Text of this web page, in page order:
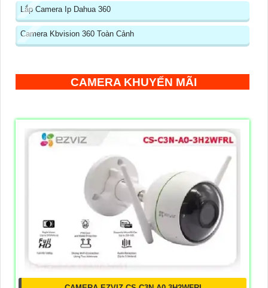
Lắp Camera Ip Dahua 360
Camera Kbvision 360 Toàn Cảnh
CAMERA KHUYẾN MÃI